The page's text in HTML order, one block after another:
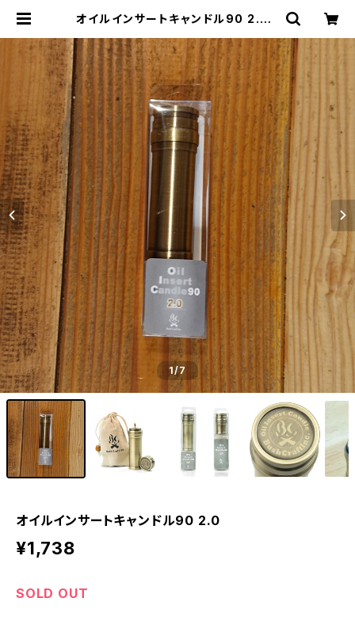
オイルインサートキャンドル90 2.0 |
1/7
オイルインサートキャンドル90 2.0
¥1,738
SOLD OUT